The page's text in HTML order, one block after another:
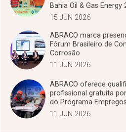
Bahia Oil & Gas Energy
15 JUN 2026
ABRACO marca
Fórum Brasileiro de
Corrosão
11 JUN 2026
ABRACO oferece
profissional gratuita
do Programa
11 JUN 2026